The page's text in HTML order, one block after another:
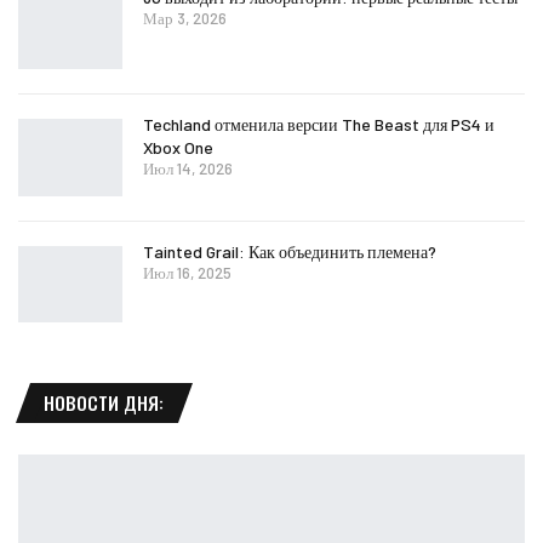
Мар 3, 2026
Techland отменила версии The Beast для PS4 и
Xbox One
Июл 14, 2026
Tainted Grail: Как объединить племена?
Июл 16, 2025
НОВОСТИ ДНЯ: